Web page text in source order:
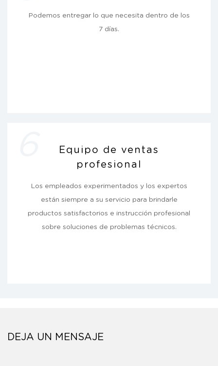
Podemos entregar lo que necesita dentro de los
7 días.
Equipo de ventas
profesional
Los empleados experimentados y los expertos
están siempre a su servicio para brindarle
productos satisfactorios e instrucción profesional
sobre soluciones de problemas técnicos.
DEJA UN MENSAJE